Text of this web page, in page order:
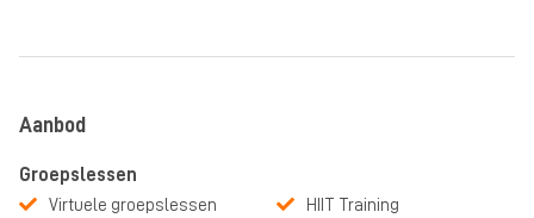
Aanbod
Groepslessen
Virtuele groepslessen
HIIT Training